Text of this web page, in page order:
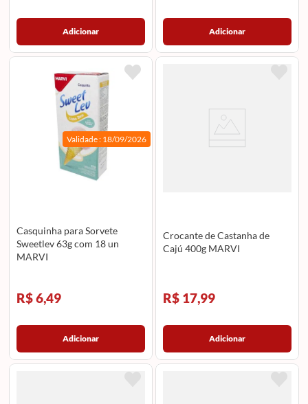
Adicionar Adicionar
Validade : 18/09/2026
Casquinha para Sorvete
Sweetlev 63g com 18 un
MARVI
R$ 6,49
Adicionar
Crocante de Castanha de
Cajú 400g MARVI
R$ 17,99
Adicionar